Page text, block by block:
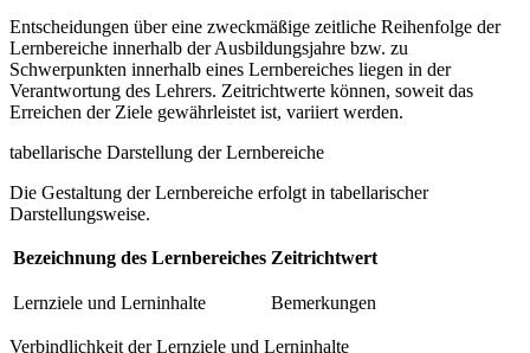
Entscheidungen über eine zweckmäßige zeitliche Reihenfolge der
Lernbereiche innerhalb der Ausbildungsjahre bzw. zu
Schwerpunkten innerhalb eines Lernbereiches liegen in der
Verantwortung des Lehrers. Zeitrichtwerte können, soweit das
Erreichen der Ziele gewährleistet ist, variiert werden.
tabellarische Darstellung der Lernbereiche
Die Gestaltung der Lernbereiche erfolgt in tabellarischer
Darstellungsweise.
Bezeichnung des Lernbereiches Zeitrichtwert
Lernziele und Lerninhalte Bemerkungen
Verbindlichkeit der Lernziele und Lerninhalte